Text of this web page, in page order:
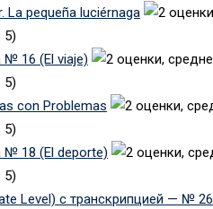
La pequeña luciérnaga
5)
№ 16 (El viaje)
5)
con Problemas
5)
№ 18 (El deporte)
5)
Level) с транскрипцией — № 26